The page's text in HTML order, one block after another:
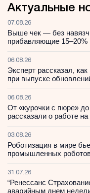
Актуальные
07.08.26
Выше чек — без
прибавляющие 15–20%
06.08.26
Эксперт рассказал,
при выпуске
06.08.26
От «курочки с пюре»
рассказали о работе
03.08.26
Роботизация в мире
промышленных
31.07.26
“Ренессанс
аварийным днем